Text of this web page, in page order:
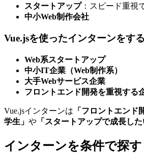
スタートアップ：スピード重視
中小Web制作会社
Vue.jsを使ったインターンをす
Web系スタートアップ
中小IT企業（Web制作系）
大手Webサービス企業
フロントエンド開発を重視する
Vue.jsインターンは 「フロントエンド
学生」 や 「スタートアップで成長した
インターンを条件で探す